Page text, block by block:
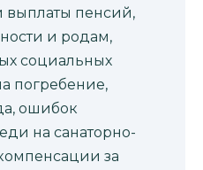
выплаты пенсий,
и родам,
социальных
погребение,
ошибок
на санаторно-
за